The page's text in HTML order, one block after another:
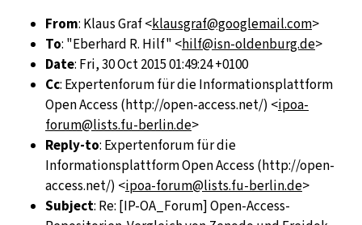
From: Klaus Graf <klausgraf@googlemail.com>
To: "Eberhard R. Hilf" <hilf@isn-oldenburg.de>
Date: Fri, 30 Oct 2015 01:49:24 +0100
Cc: Expertenforum für die Informationsplattform
Open Access (http://open-access.net/) <ipoa-
forum@lists.fu-berlin.de>
Reply-to: Expertenforum für die
Informationsplattform Open Access (http://open-
access.net/) <ipoa-forum@lists.fu-berlin.de>
Subject: Re: [IP-OA_Forum] Open-Access-